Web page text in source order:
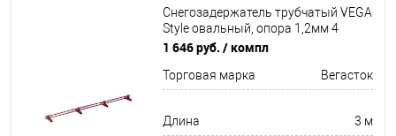
Снегозадержатель трубчатый VEGA
Style овальный, опора 1,2мм 4
кронштейна Оцинков+порошковый
1 646 руб. / компл
Торговая марка Вегасток
Длина 3 м